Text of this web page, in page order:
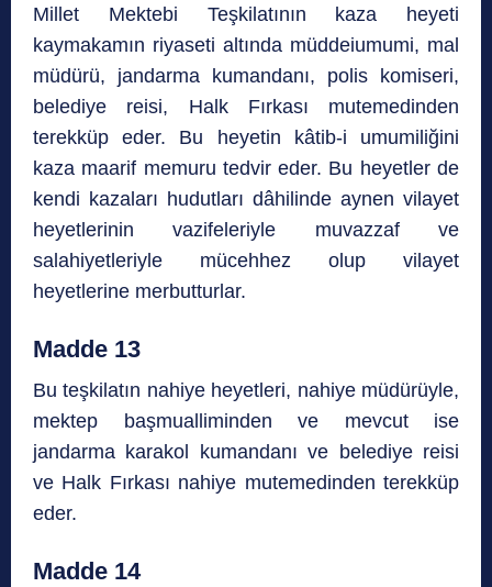
Millet Mektebi Teşkilatının kaza heyeti
kaymakamın riyaseti altında müddeiumumi, mal
müdürü, jandarma kumandanı, polis komiseri,
belediye reisi, Halk Fırkası mutemedinden
terekküp eder. Bu heyetin kâtib-i umumiliğini
kaza maarif memuru tedvir eder. Bu heyetler de
kendi kazaları hudutları dâhilinde aynen vilayet
heyetlerinin vazifeleriyle muvazzaf ve
salahiyetleriyle mücehhez olup vilayet
heyetlerine merbutturlar.
Madde 13
Bu teşkilatın nahiye heyetleri, nahiye müdürüyle,
mektep başmualliminden ve mevcut ise
jandarma karakol kumandanı ve belediye reisi
ve Halk Fırkası nahiye mutemedinden terekküp
eder.
Madde 14